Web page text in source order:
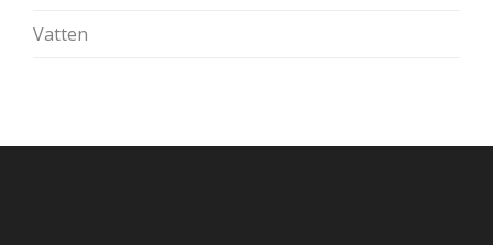
Vatten